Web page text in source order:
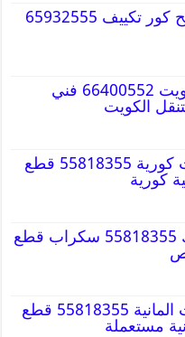
قص خرسانه وفتح كور تكييف 65932555
تظليل سيارة الكويت 66400552 فني
الكويت
قطع غيار سيارات كورية 55818355 قطع
كورية
قطع غيار كاديلاك 55818355 سكراب قطع
قطع غيار سيارات المانية 55818355 قطع
مستعملة